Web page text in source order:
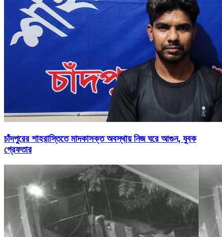
চাঁদপুরের শাহরাস্তিতে মাদকাসক্ত অবস্থায় নিজ ঘরে আগুন, যুবক
গ্রেফতার